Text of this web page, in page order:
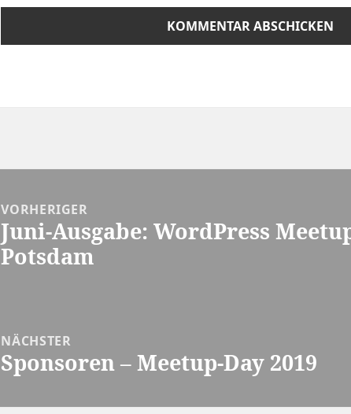
VORHERIGER
Vorheriger
Beitrag:
Juni-Ausgabe: WordPress
Potsdam
NÄCHSTER
Nächster
Sponsoren – Meetup-Day 2019